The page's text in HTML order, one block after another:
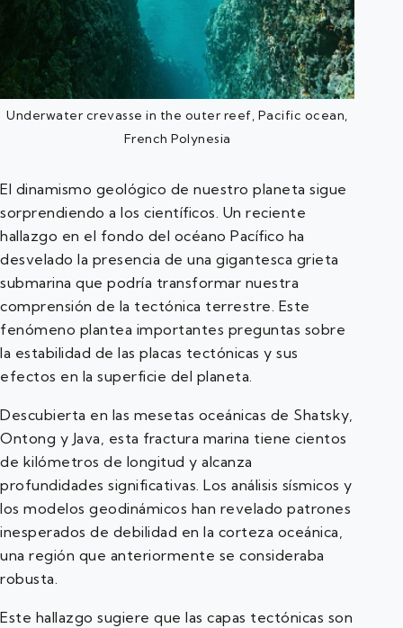
Underwater crevasse in the outer reef, Pacific ocean,
French Polynesia
El dinamismo geológico de nuestro planeta sigue
sorprendiendo a los científicos. Un reciente
hallazgo en el fondo del océano Pacífico ha
desvelado la presencia de una gigantesca grieta
submarina que podría transformar nuestra
comprensión de la tectónica terrestre. Este
fenómeno plantea importantes preguntas sobre
la estabilidad de las placas tectónicas y sus
efectos en la superficie del planeta.
Descubierta en las mesetas oceánicas de Shatsky,
Ontong y Java, esta fractura marina tiene cientos
de kilómetros de longitud y alcanza
profundidades significativas. Los análisis sísmicos y
los modelos geodinámicos han revelado patrones
inesperados de debilidad en la corteza oceánica,
una región que anteriormente se consideraba
robusta.
Este hallazgo sugiere que las capas tectónicas son